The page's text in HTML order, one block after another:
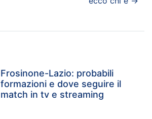
Frosinone-Lazio: probabili
formazioni e dove seguire il
match in tv e streaming